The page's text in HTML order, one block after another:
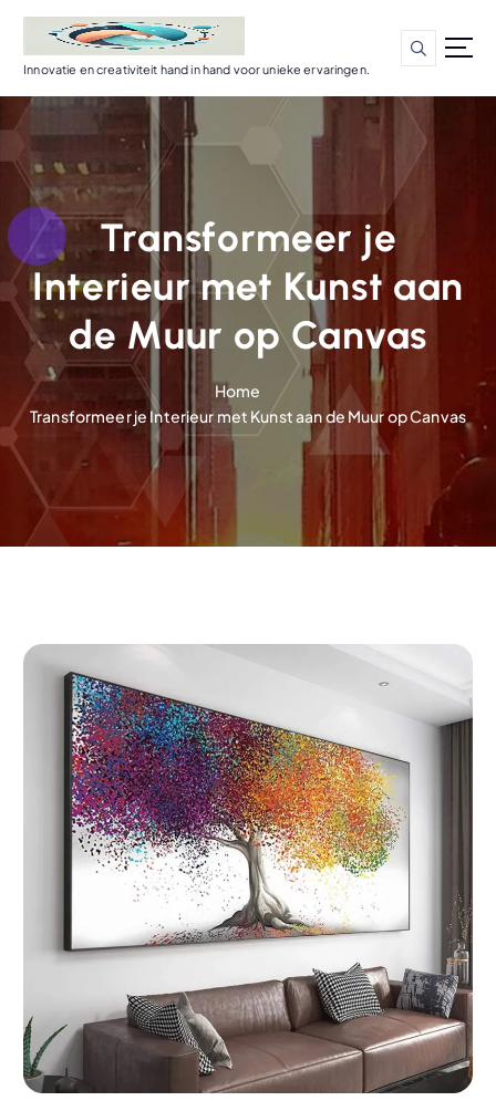
d
n
Innovatie en creativiteit hand in hand voor unieke ervaringen.
Transformeer je
Interieur met Kunst aan
de Muur op Canvas
Home
Transformeer je Interieur met Kunst aan de Muur op Canvas